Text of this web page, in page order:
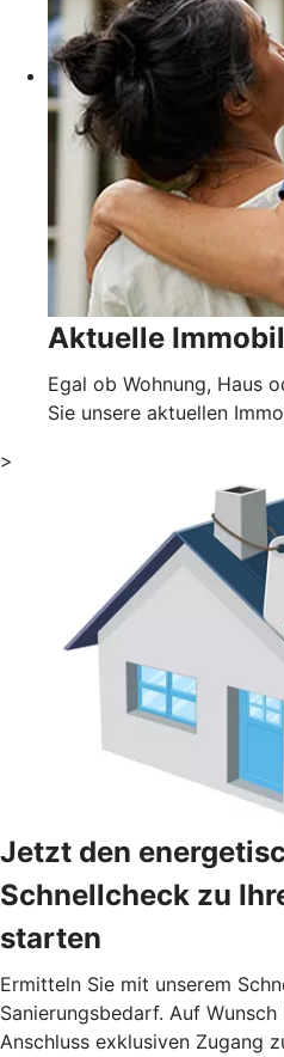
Aktuelle
Egal ob Wohnung, Haus
Sie unsere aktuellen
>
Jetzt den
Schnellcheck zu
starten
Ermitteln Sie mit unserem
Sanierungsbedarf. Auf
Anschluss exklusiven Zugang